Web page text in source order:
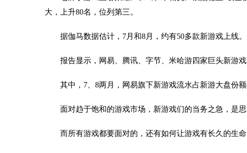
大，上升80名，位列第三。
据伽马数据估计，7月和8月，约有50多款新游戏上线
报告显示，网易、腾讯、字节、米哈游四家巨头新游
其中，7、8两月，网易旗下新游戏流水占新游大盘份额
面对趋于饱和的游戏市场，新游戏们的当务之急，是思
而所有游戏都要面对的，还有如何让游戏有长久的生命